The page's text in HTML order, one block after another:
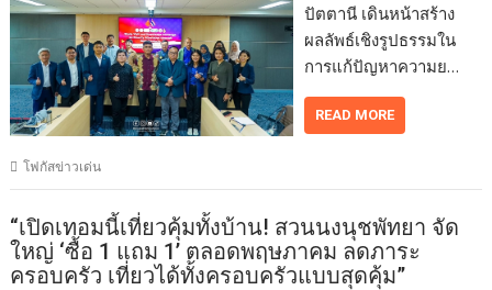
ปัตตานี เดินหน้าสร้าง
ผลลัพธ์เชิงรูปธรรมใน
การแก้ปัญหาความย…
READ MORE
โฟกัสข่าวเด่น
“เปิดเทอมนี้เที่ยวคุ้มทั้งบ้าน! สวนนงนุชพัทยา จัด
ใหญ่ ‘ซื้อ 1 แถม 1’ ตลอดพฤษภาคม ลดภาระ
ครอบครัว เที่ยวได้ทั้งครอบครัวแบบสุดคุ้ม”